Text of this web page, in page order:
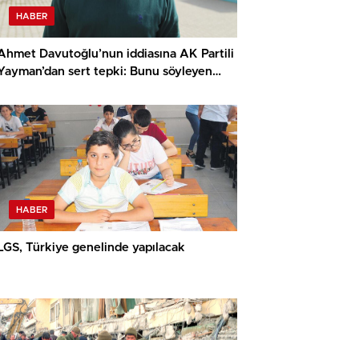
HABER
Davutoğlu’nun iddiasına AK Partili
sert tepki: Bunu söyleyen
HABER
LGS, Türkiye genelinde yapılacak